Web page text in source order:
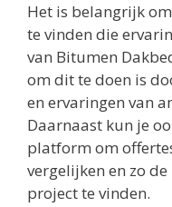
Het is belangrijk
te vinden die
van Bitumen
om dit te doen is
en ervaringen van
Daarnaast kun je
platform om
vergelijken en zo
project te vinden.